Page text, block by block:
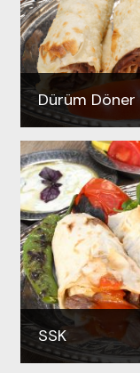
Dürüm Döner
SSK